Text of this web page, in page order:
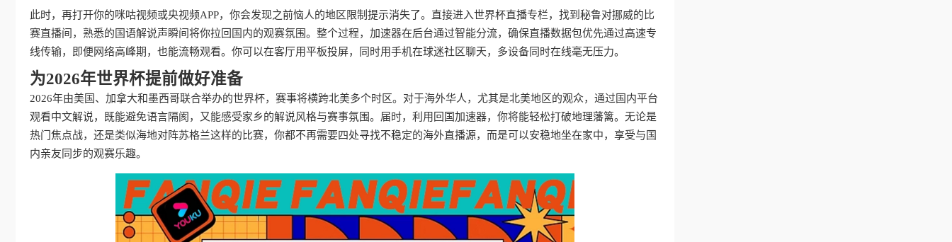
此时，再打开你的咪咕视频或央视频APP，你会发现之前恼人的地区限制提示消失了。直接进入世界杯直播专栏，找到秘鲁对挪威的比
赛直播间，熟悉的国语解说声瞬间将你拉回国内的观赛氛围。整个过程，加速器在后台通过智能分流，确保直播数据包优先通过高速专
线传输，即便网络高峰期，也能流畅观看。你可以在客厅用平板投屏，同时用手机在球迷社区聊天，多设备同时在线毫无压力。
为2026年世界杯提前做好准备
2026年由美国、加拿大和墨西哥联合举办的世界杯，赛事将横跨北美多个时区。对于海外华人，尤其是北美地区的观众，通过国内平台
观看中文解说，既能避免语言隔阂，又能感受家乡的解说风格与赛事氛围。届时，利用回国加速器，你将能轻松打破地理藩篱。无论是
热门焦点战，还是类似海地对阵苏格兰这样的比赛，你都不再需要四处寻找不稳定的海外直播源，而是可以安稳地坐在家中，享受与国
内亲友同步的观赛乐趣。